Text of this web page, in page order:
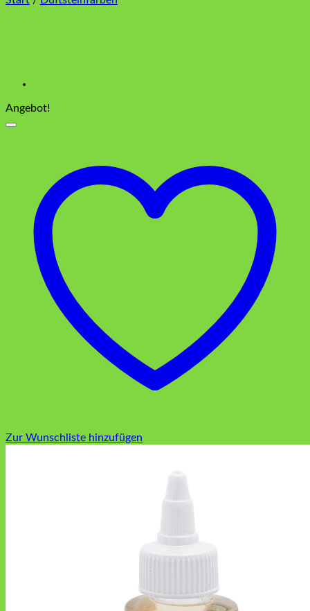
Angebot!
Zur Wunschliste hinzufügen